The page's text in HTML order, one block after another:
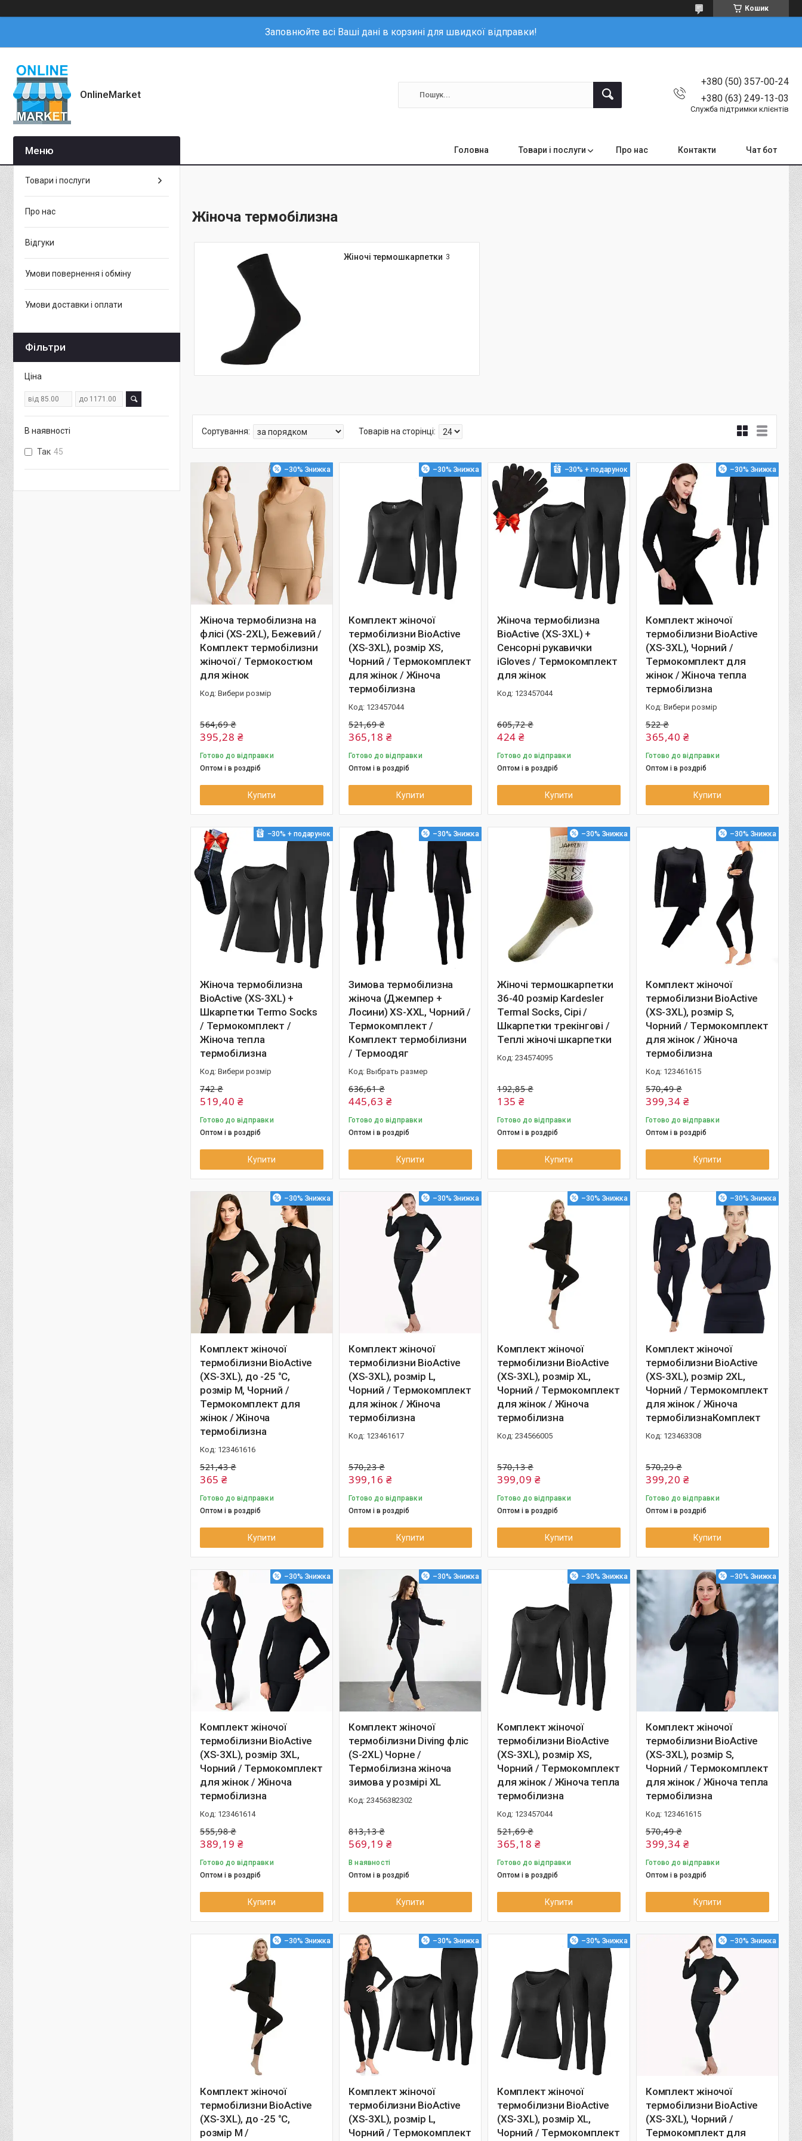
Кошик
Заповнюйте всі Ваші дані в корзині для швидкої відправки!
OnlineMarket
+380 (50) 357-00-24
+380 (63) 249-13-03
Служба підтримки клієнтів
Головна Товари і послуги Про нас Контакти Чат бот
Жіноча термобілизна
Жіночі термошкарпетки 3
–30%
Жіноча термобілизна на
флісі (XS-2XL), Бежевий /
Комплект термобілизни
жіночої / Термокостюм
для жінок
Вибери розмір
564,69 ₴
395,28 ₴
Готово до відправки
Оптом і в роздріб
Купити
–30%
Комплект жіночої
термобілизни BioActive
(XS-3XL), розмір XS,
Чорний / Термокомплект
для жінок / Жіноча
термобілизна
123457044
521,69 ₴
365,18 ₴
Готово до відправки
Оптом і в роздріб
Купити
–30%
Жіноча термобілизна
BioActive (XS-3XL) +
Сенсорні рукавички
iGloves / Термокомплект
для жінок
123457044
605,72 ₴
424 ₴
Готово до відправки
Оптом і в роздріб
Купити
–30%
Комплект жіночої
термобілизни BioActive
(XS-3XL), Чорний /
Термокомплект для
жінок / Жіноча тепла
термобілизна
Вибери розмір
522 ₴
365,40 ₴
Готово до відправки
Оптом і в роздріб
Купити
–30%
Жіноча термобілизна
BioActive (XS-3XL) +
Шкарпетки Termo Socks
/ Термокомплект /
Жіноча тепла
термобілизна
Вибери розмір
742 ₴
519,40 ₴
Готово до відправки
Оптом і в роздріб
Купити
–30%
Зимова термобілизна
жіноча (Джемпер +
Лосини) XS-XXL, Чорний /
Термокомплект /
Комплект термобілизни
/ Термоодяг
Выбрать размер
636,61 ₴
445,63 ₴
Готово до відправки
Оптом і в роздріб
Купити
–30%
Жіночі термошкарпетки
36-40 розмір Kardesler
Termal Socks, Сірі /
Шкарпетки трекінгові /
Теплі жіночі шкарпетки
234574095
192,85 ₴
135 ₴
Готово до відправки
Оптом і в роздріб
Купити
–30%
Комплект жіночої
термобілизни BioActive
(XS-3XL), розмір S,
Чорний / Термокомплект
для жінок / Жіноча
термобілизна
123461615
570,49 ₴
399,34 ₴
Готово до відправки
Оптом і в роздріб
Купити
–30%
Комплект жіночої
термобілизни BioActive
(XS-3XL), до -25 °C,
розмір M, Чорний /
Термокомплект для
жінок / Жіноча
термобілизна
123461616
521,43 ₴
365 ₴
Готово до відправки
Оптом і в роздріб
Купити
–30%
Комплект жіночої
термобілизни BioActive
(XS-3XL), розмір L,
Чорний / Термокомплект
для жінок / Жіноча
термобілизна
123461617
570,23 ₴
399,16 ₴
Готово до відправки
Оптом і в роздріб
Купити
–30%
Комплект жіночої
термобілизни BioActive
(XS-3XL), розмір XL,
Чорний / Термокомплект
для жінок / Жіноча
термобілизна
234566005
570,13 ₴
399,09 ₴
Готово до відправки
Оптом і в роздріб
Купити
–30%
Комплект жіночої
термобілизни BioActive
(XS-3XL), розмір 2XL,
Чорний / Термокомплект
для жінок / Жіноча
термобілизнаКомплект
123463308
570,29 ₴
399,20 ₴
Готово до відправки
Оптом і в роздріб
Купити
–30%
Комплект жіночої
термобілизни BioActive
(XS-3XL), розмір 3XL,
Чорний / Термокомплект
для жінок / Жіноча
термобілизна
123461614
555,98 ₴
389,19 ₴
Готово до відправки
Оптом і в роздріб
Купити
–30%
Комплект жіночої
термобілизни Diving фліс
(S-2XL) Чорне /
Термобілизна жіноча
зимова у розмірі XL
23456382302
813,13 ₴
569,19 ₴
В наявності
Оптом і в роздріб
Купити
–30%
Комплект жіночої
термобілизни BioActive
(XS-3XL), розмір XS,
Чорний / Термокомплект
для жінок / Жіноча тепла
термобілизна
123457044
521,69 ₴
365,18 ₴
Готово до відправки
Оптом і в роздріб
Купити
–30%
Комплект жіночої
термобілизни BioActive
(XS-3XL), розмір S,
Чорний / Термокомплект
для жінок / Жіноча тепла
термобілизна
123461615
570,49 ₴
399,34 ₴
Готово до відправки
Оптом і в роздріб
Купити
–30%
Комплект жіночої
термобілизни BioActive
(XS-3XL), до -25 °C,
розмір M /
–30%
Комплект жіночої
термобілизни BioActive
(XS-3XL), розмір L,
Чорний / Термокомплект
–30%
Комплект жіночої
термобілизни BioActive
(XS-3XL), розмір XL,
Чорний / Термокомплект
–30%
Комплект жіночої
термобілизни BioActive
(XS-3XL), Чорний /
Термокомплект для
Товари і послуги
Про нас
Відгуки
Умови повернення і обміну
Умови доставки і оплати
Фільтри
Ціна
В наявності
Так 45